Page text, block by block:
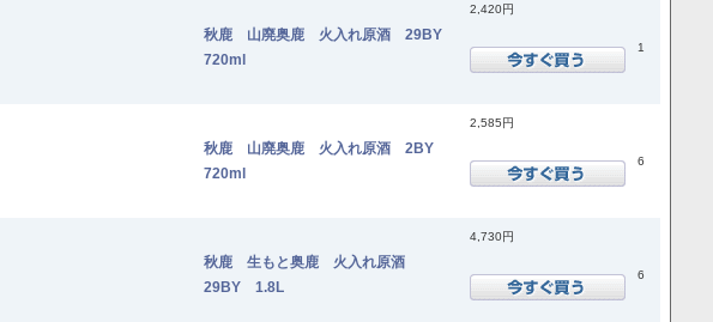
秋鹿 山廃奥鹿 火入れ原酒 29BY
720ml
2,420円
1
秋鹿 山廃奥鹿 火入れ原酒 2BY
720ml
2,585円
6
秋鹿 生もと奥鹿 火入れ原酒
29BY 1.8L
4,730円
6